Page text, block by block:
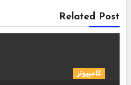
Related Post
کامپیوتر